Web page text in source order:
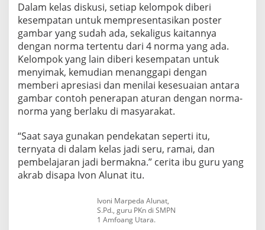
Dalam kelas diskusi, setiap kelompok diberi
kesempatan untuk mempresentasikan poster
gambar yang sudah ada, sekaligus kaitannya
dengan norma tertentu dari 4 norma yang ada.
Kelompok yang lain diberi kesempatan untuk
menyimak, kemudian menanggapi dengan
memberi apresiasi dan menilai kesesuaian antara
gambar contoh penerapan aturan dengan norma-
norma yang berlaku di masyarakat.
“Saat saya gunakan pendekatan seperti itu,
ternyata di dalam kelas jadi seru, ramai, dan
pembelajaran jadi bermakna.” cerita ibu guru yang
akrab disapa Ivon Alunat itu.
Ivoni Marpeda Alunat,
S.Pd., guru PKn di SMPN
1 Amfoang Utara.